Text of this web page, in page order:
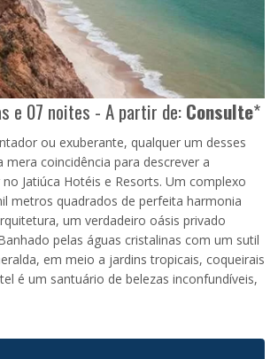
e 07 noites - A partir de:Consulte*
ou exuberante, qualquer um desses
mera coincidência para descrever a
Jatiúca Hotéis e Resorts. Um complexo
metros quadrados de perfeita harmonia
um verdadeiro oásis privado
pelas águas cristalinas com um sutil
em meio a jardins tropicais, coqueirais
é um santuário de belezas inconfundíveis,